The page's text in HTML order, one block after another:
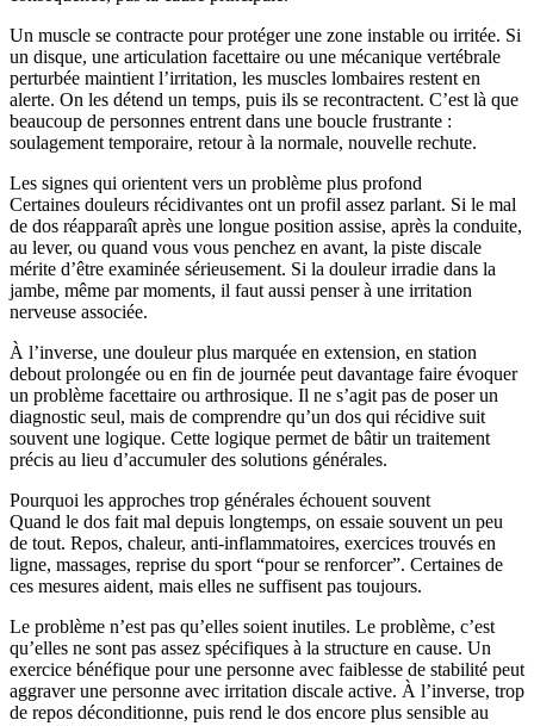
Un muscle se contracte pour protéger une zone instable ou irritée. Si
un disque, une articulation facettaire ou une mécanique vertébrale
perturbée maintient l’irritation, les muscles lombaires restent en
alerte. On les détend un temps, puis ils se recontractent. C’est là que
beaucoup de personnes entrent dans une boucle frustrante :
soulagement temporaire, retour à la normale, nouvelle rechute.
Les signes qui orientent vers un problème plus profond
Certaines douleurs récidivantes ont un profil assez parlant. Si le mal
de dos réapparaît après une longue position assise, après la conduite,
au lever, ou quand vous vous penchez en avant, la piste discale
mérite d’être examinée sérieusement. Si la douleur irradie dans la
jambe, même par moments, il faut aussi penser à une irritation
nerveuse associée.
À l’inverse, une douleur plus marquée en extension, en station
debout prolongée ou en fin de journée peut davantage faire évoquer
un problème facettaire ou arthrosique. Il ne s’agit pas de poser un
diagnostic seul, mais de comprendre qu’un dos qui récidive suit
souvent une logique. Cette logique permet de bâtir un traitement
précis au lieu d’accumuler des solutions générales.
Pourquoi les approches trop générales échouent souvent
Quand le dos fait mal depuis longtemps, on essaie souvent un peu
de tout. Repos, chaleur, anti-inflammatoires, exercices trouvés en
ligne, massages, reprise du sport “pour se renforcer”. Certaines de
ces mesures aident, mais elles ne suffisent pas toujours.
Le problème n’est pas qu’elles soient inutiles. Le problème, c’est
qu’elles ne sont pas assez spécifiques à la structure en cause. Un
exercice bénéfique pour une personne avec faiblesse de stabilité peut
aggraver une personne avec irritation discale active. À l’inverse, trop
de repos déconditionne, puis rend le dos encore plus sensible au